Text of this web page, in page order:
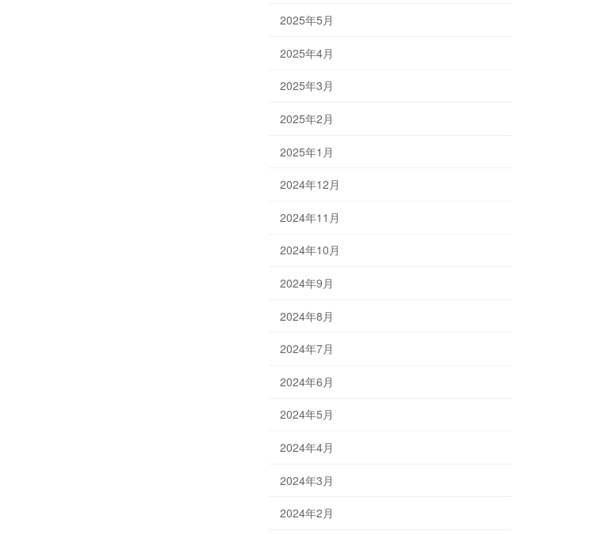
2025年5月
2025年4月
2025年3月
2025年2月
2025年1月
2024年12月
2024年11月
2024年10月
2024年9月
2024年8月
2024年7月
2024年6月
2024年5月
2024年4月
2024年3月
2024年2月